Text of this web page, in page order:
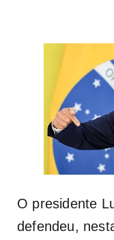
O presidente
defendeu,